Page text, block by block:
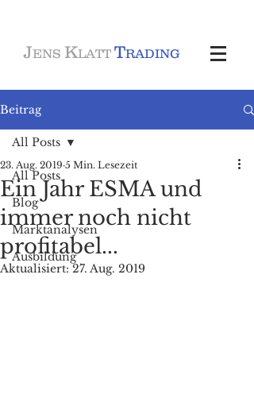
JENS KLATT TRADING
Beitrag
All Posts
Blog
Marktanalysen
Ausbildung
All Posts
Ein Jahr ESMA und
immer noch nicht
profitabel...
23. Aug. 2019 5 Min. Lesezeit
Aktualisiert:27. Aug. 2019